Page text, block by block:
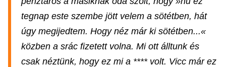
tegnap este szembe jött velem a sötétben, hát
úgy megijedtem. Hogy néz már ki sötétben...«
közben a srác fizetett volna. Mi ott álltunk és
csak néztünk, hogy ez mi a **** volt. Vicc már ez